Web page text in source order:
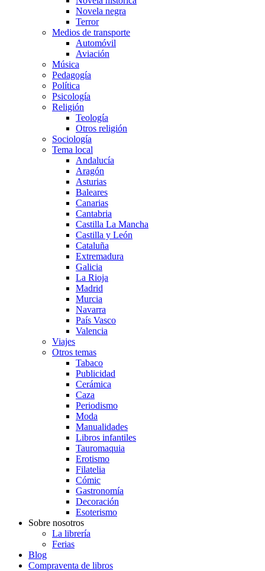
Novela negra
Terror
Medios de transporte
Automóvil
Aviación
Música
Pedagogía
Política
Psicología
Religión
Teología
Otros religión
Sociología
Tema local
Andalucía
Aragón
Asturias
Baleares
Canarias
Cantabria
Castilla La Mancha
Castilla y León
Cataluña
Extremadura
Galicia
La Rioja
Madrid
Murcia
Navarra
País Vasco
Valencia
Viajes
Otros temas
Tabaco
Publicidad
Cerámica
Caza
Periodismo
Moda
Manualidades
Libros infantiles
Tauromaquia
Erotismo
Filatelia
Cómic
Gastronomía
Decoración
Esoterismo
Sobre nosotros
La librería
Ferias
Blog
Compraventa de libros